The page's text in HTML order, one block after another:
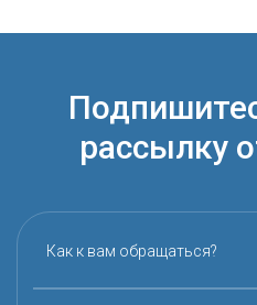
рассылку
Как к вам обращаться?